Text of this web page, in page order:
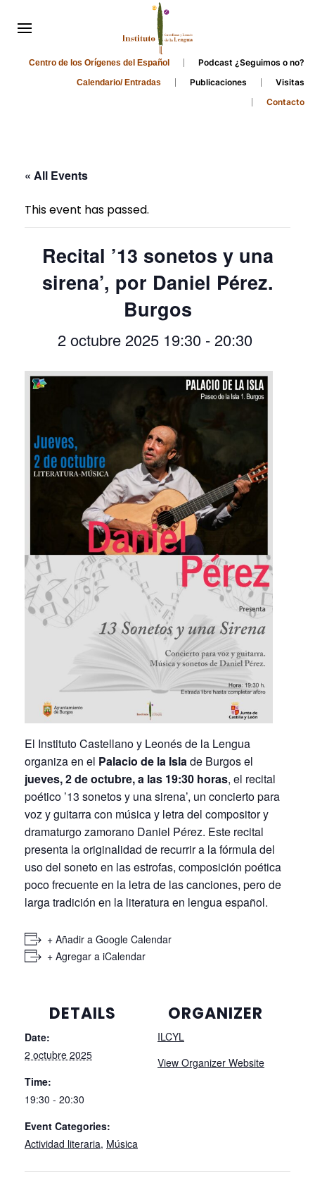
Centro de los Orígenes del Español Podcast ¿Seguimos o no?
Calendario/ Entradas Publicaciones
Visitas
Contacto
« All Events
This event has passed.
Recital ’13 sonetos y una
sirena’, por Daniel Pérez.
Burgos
2 octubre 2025 19:30- 20:30
El Instituto Castellano y Leonés de la Lengua
organiza en el Palacio de la Islade Burgos el
jueves, 2 de octubre, a las 19:30 horas, el recital
poético ’13 sonetos y una sirena’, un concierto para
voz y guitarra con música y letra del compositor y
dramaturgo zamorano Daniel Pérez. Este recital
presenta la originalidad de recurrir a la fórmula del
uso del soneto en las estrofas, composición poética
poco frecuente en la letra de las canciones, pero de
larga tradición en la literatura en lengua español.
+ Añadir a Google Calendar
+ Agregar a iCalendar
DETAILS
Date:
2 octubre 2025
Time:
19:30 - 20:30
Event Categories:
Actividad literaria, Música
ORGANIZER
ILCYL
View Organizer Website